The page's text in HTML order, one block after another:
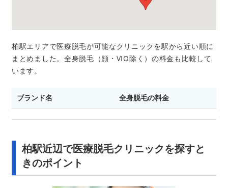
柏駅エリアで医療脱毛が可能なクリニックを駅から近い順に
まとめました。全身脱毛（顔・VIO除く）の料金も比較して
います。
ブランド名 全身脱毛の料金
柏駅近辺で医療脱毛クリニックを探すと
きのポイント